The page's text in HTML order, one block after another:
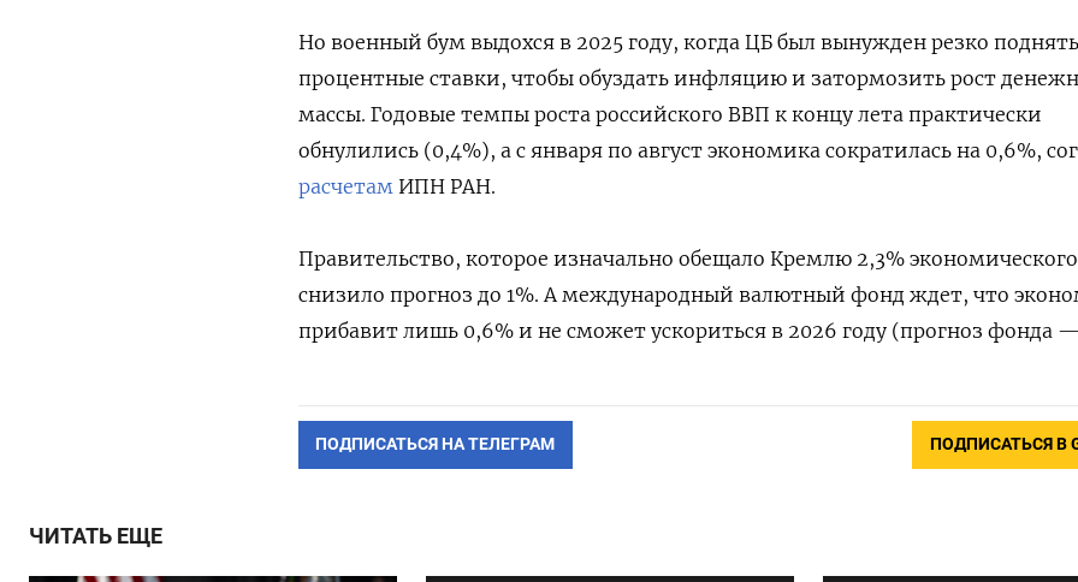
Но военный бум выдохся в 2025 году, когда ЦБ был вынужден резко поднять
процентные ставки, чтобы обуздать инфляцию и затормозить рост
массы. Годовые темпы роста российского ВВП к концу лета практически
обнулились (0,4%), а с января по август экономика сократилась на 0,6%,
расчетам ИПН РАН.
Правительство, которое изначально обещало Кремлю 2,3% экономического
снизило прогноз до 1%. А международный валютный фонд ждет, что
прибавит лишь 0,6% и не сможет ускориться в 2026 году (прогноз фонда
ПОДПИСАТЬСЯ НА ТЕЛЕГРАМ ПОДПИСАТЬСЯ В
ЧИТАТЬ ЕЩЕ